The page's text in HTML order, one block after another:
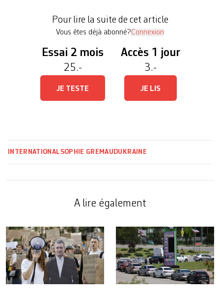
au-delà du jargon […]
Pour lire la suite de cet article
Vous êtes déjà abonné?Connexion
Essai 2 mois
25.-
JE TESTE
Accès 1 jour
3.-
JE LIS
INTERNATIONAL SOPHIE GREMAUDUKRAINE
A lire également